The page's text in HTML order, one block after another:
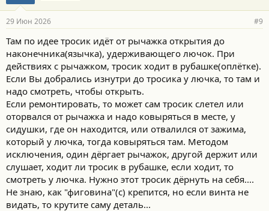
29 Июн 2026 #9
Там по идее тросик идёт от рычажка открытия до
наконечника(язычка), удерживающего лючок. При
действиях с рычажком, тросик ходит в рубашке(оплётке).
Если Вы добрались изнутри до тросика у лючка, то там и
надо смотреть, чтобы открыть.
Если ремонтировать, то может сам тросик слетел или
оторвался от рычажка и надо ковыряться в месте, у
сидушки, где он находится, или отвалился от зажима,
который у лючка, тогда ковыряться там. Методом
исключения, один дёргает рычажок, другой держит или
слушает, ходит ли тросик в рубашке, если ходит, то
смотреть у лючка. Нужно этот тросик дёрнуть на себя....
Не знаю, как "фиговина"(с) крепится, но если винта не
видать, то крутите саму деталь...